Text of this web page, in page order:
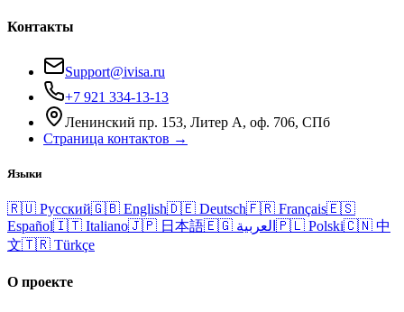
Контакты
Support@ivisa.ru
+7 921 334-13-13
Ленинский пр. 153, Литер А, оф. 706, СПб
Страница контактов →
Языки
🇷🇺 Русский🇬🇧 English🇩🇪 Deutsch🇫🇷 Français🇪🇸
Español🇮🇹 Italiano🇯🇵 日本語🇪🇬 العربية 🇵🇱 Polski🇨🇳 中
文🇹🇷 Türkçe
О проекте